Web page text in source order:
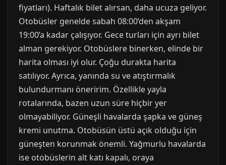
fiyatları). Haftalık bilet alırsan, daha ucuza geliyor.
Otobüsler genelde sabah 08:00’den akşam
19:00’a kadar çalışıyor. Gece turları için ayrı bilet
alman gerekiyor. Otobüslere binerken, elinde bir
harita olması iyi olur. Çoğu durakta harita
satılıyor. Ayrıca, yanında su ve atıştırmalık
bulundurmanı öneririm. Özellikle yayla
rotalarında, bazen uzun süre hiçbir yer
olmayabiliyor. Güneşli havalarda şapka ve güneş
kremi unutma. Otobüsün üstü açık olduğu için
güneşten korunmak önemli. Yağmurlu havalarda
ise otobüslerin alt katı kapalı, oraya